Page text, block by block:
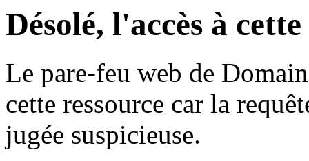
Désolé, l'accès à
Le pare-feu web de
cette ressource car la
jugée suspicieuse.